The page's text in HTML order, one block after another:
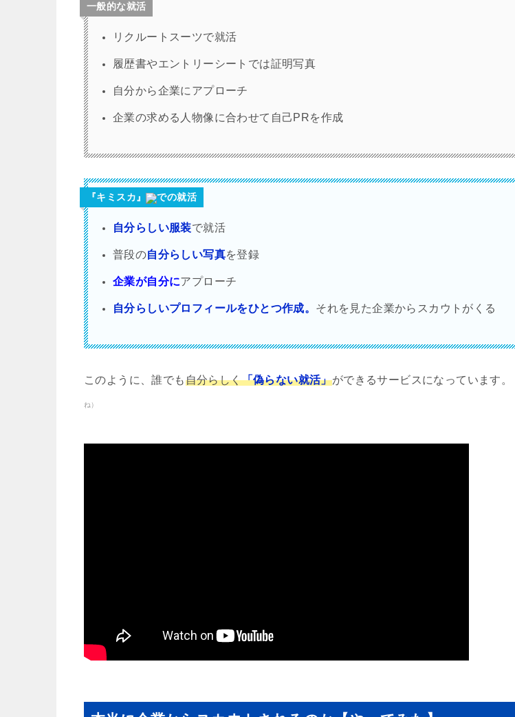
一般的な就活
リクルートスーツで就活
履歴書やエントリーシートでは証明写真
自分から企業にアプローチ
企業の求める人物像に合わせて自己PRを作成
『キミスカ』 での就活
自分らしい服装で就活
普段の自分らしい写真を登録
企業が自分にアプローチ
自分らしいプロフィールをひとつ作成。 それを見た企業からスカウトがくる
このように、誰でも自分らしく「偽らない就活」ができるサービスになっています。
ね）